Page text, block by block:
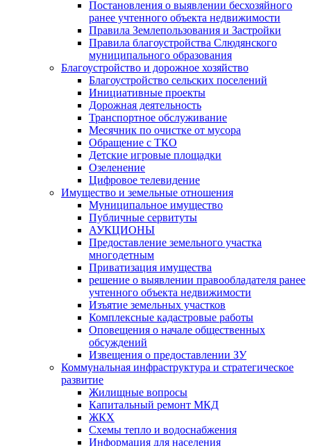
Постановления о выявлении бесхозяйного
ранее учтенного объекта недвижимости
Правила Землепользования и Застройки
Правила благоустройства Слюдянского
муниципального образования
Благоустройство и дорожное хозяйство
Благоустройство сельских поселений
Инициативные проекты
Дорожная деятельность
Транспортное обслуживание
Месячник по очистке от мусора
Обращение с ТКО
Детские игровые площадки
Озеленение
Цифровое телевидение
Имущество и земельные отношения
Муниципальное имущество
Публичные сервитуты
АУКЦИОНЫ
Предоставление земельного участка
многодетным
Приватизация имущества
решение о выявлении правообладателя ранее
учтенного объекта недвижимости
Изъятие земельных участков
Комплексные кадастровые работы
Оповещения о начале общественных
обсуждений
Извещения о предоставлении ЗУ
Коммунальная инфраструктура и стратегическое
развитие
Жилищные вопросы
Капитальный ремонт МКД
ЖКХ
Схемы тепло и водоснабжения
Информация для населения